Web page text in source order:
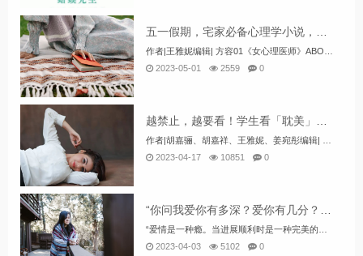
2023-05-01
2559 0
2023-04-17
10851 0
2023-04-03
5102 0